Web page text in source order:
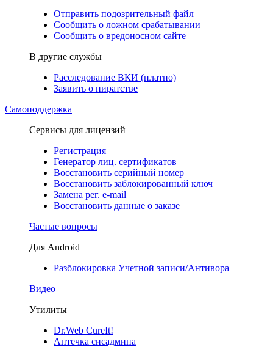
Отправить подозрительный файл
Сообщить о ложном срабатывании
Сообщить о вредоносном сайте
В другие службы
Расследование ВКИ (платно)
Заявить о пиратстве
Самоподдержка
Сервисы для лицензий
Регистрация
Генератор лиц. сертификатов
Восстановить серийный номер
Восстановить заблокированный ключ
Замена рег. e-mail
Восстановить данные о заказе
Частые вопросы
Для Android
Разблокировка Учетной записи/Антивора
Видео
Утилиты
Dr.Web CureIt!
Аптечка сисадмина